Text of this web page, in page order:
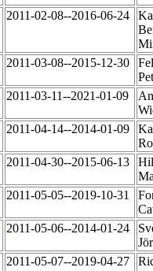
2011-02-08--2016-06-24
2011-03-08--2015-12-30
2011-03-11--2021-01-09
2011-04-14--2014-01-09
2011-04-30--2015-06-13
2011-05-05--2019-10-31
2011-05-06--2014-01-24
2011-05-07--2019-04-27